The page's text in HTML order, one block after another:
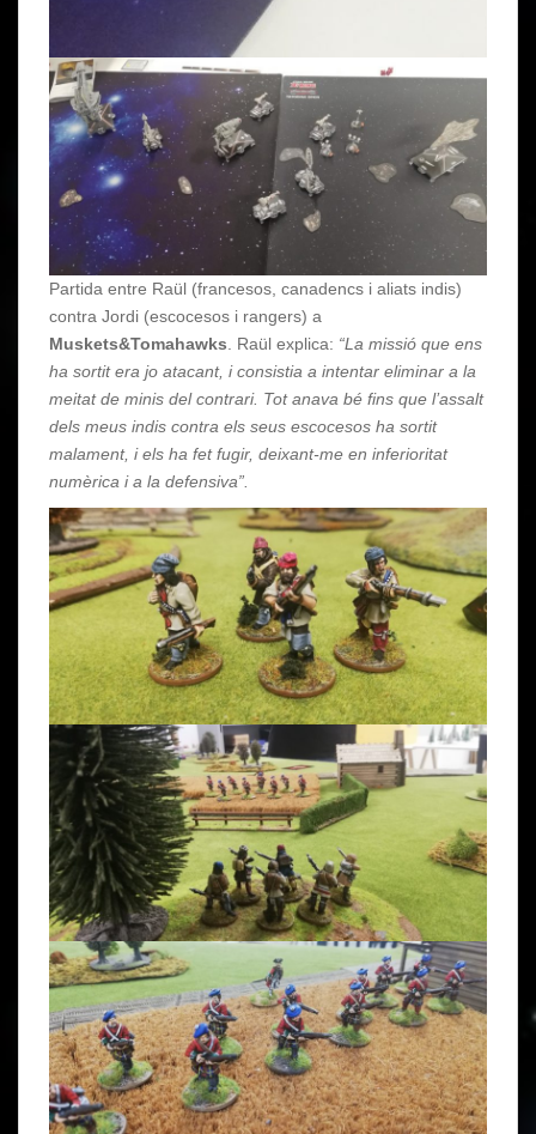
Partida entre Raül (francesos, canadencs i aliats indis)
contra Jordi (escocesos i rangers) a
Muskets&Tomahawks . Raül explica: “La missió que ens
ha sortit era jo atacant, i consistia a intentar eliminar a la
meitat de minis del contrari. Tot anava bé fins que l’assalt
dels meus indis contra els seus escocesos ha sortit
malament, i els ha fet fugir, deixant-me en inferioritat
numèrica i a la defensiva”.